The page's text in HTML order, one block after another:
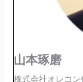
山本琢磨
株式会社オレコ